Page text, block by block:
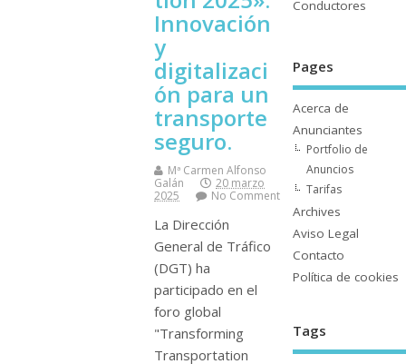
Innovación
y
digitalizaci
ón para un
transporte
seguro.
Mª Carmen Alfonso
Galán
20 marzo
2025
No Comment
La Dirección
General de Tráfico
(DGT) ha
participado en el
foro global
"Transforming
Transportation
Conductores
Pages
Acerca de
Anunciantes
Portfolio de
Anuncios
Tarifas
Archives
Aviso Legal
Contacto
Polí­tica de cookies
Tags